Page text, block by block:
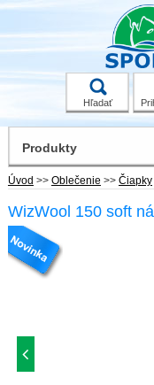
Hľadať
Úvod >> Oblečenie >> Čiapky
WizWool 150 soft
Produkty